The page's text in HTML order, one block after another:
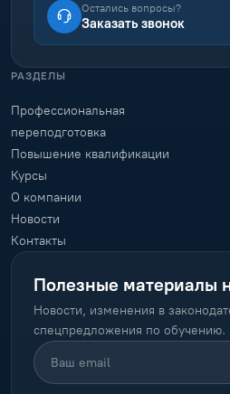
Остались вопросы?
Заказать звонок
РАЗДЕЛЫ
Профессиональная
переподготовка
Повышение квалификации
Курсы
О компании
Новости
Контакты
Полезные материалы
Новости, изменения в
спецпредложения по обучению.